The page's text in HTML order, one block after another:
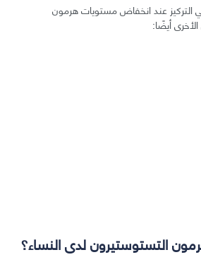
عند انخفاض مستويات هرمون
أيضًا:
التستوستيرون لدى النساء؟